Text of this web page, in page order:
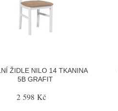
ŽIDLE NILO 14 TKANINA
5B GRAFIT
2 598 Kč